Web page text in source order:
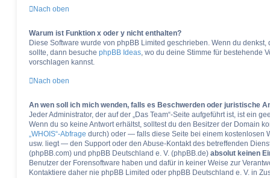
Nach oben
Warum ist Funktion x oder y nicht enthalten?
Diese Software wurde von phpBB Limited geschrieben. Wenn du
sollte, dann besuche phpBB Ideas, wo du deine Stimme für bestehende
vorschlagen kannst.
Nach oben
An wen soll ich mich wenden, falls es Beschwerden oder juristische
Jeder Administrator, der auf der „Das Team“-Seite aufgeführt ist, ist ein
Wenn du so keine Antwort erhältst, solltest du den Besitzer der Domain
„WHOIS“-Abfrage durch) oder — falls diese Seite bei einem kostenlosen
usw. liegt — den Support oder den Abuse-Kontakt des betreffenden
(phpBB.com) und phpBB Deutschland e. V. (phpBB.de) absolut keinen
Benutzer der Forensoftware haben und dafür in keiner Weise zur
Kontaktiere daher nie phpBB Limited oder phpBB Deutschland e. V. in